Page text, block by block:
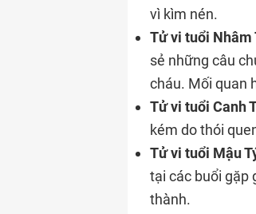
vì kìm nén.
Tử vi tuổi Nhâm
sẻ những câu
cháu. Mối quan
Tử vi tuổi Canh
kém do thói
Tử vi tuổi Mậu
tại các buổi gặp
thành.